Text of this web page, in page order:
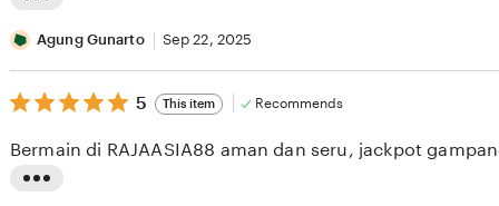
r
e
v
e
i
s
t
n
Agung Gunarto Sep 22, 2025
5
out
5
stars
5 This item Recommends
Bermain di RAJAASIA88 aman dan seru, jackpot